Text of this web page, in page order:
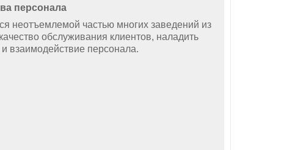
персонала
неотъемлемой частью многих заведений из
обслуживания клиентов, наладить
взаимодействие персонала.